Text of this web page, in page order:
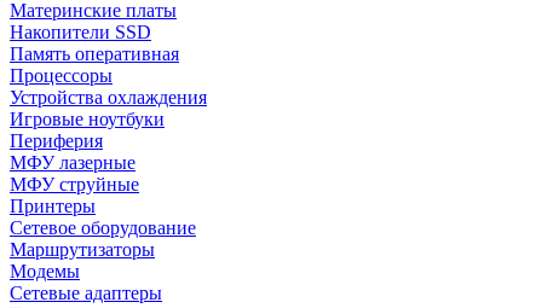
Материнские платы
Накопители SSD
Память оперативная
Процессоры
Устройства охлаждения
Игровые ноутбуки
Периферия
МФУ лазерные
МФУ струйные
Принтеры
Сетевое оборудование
Маршрутизаторы
Модемы
Сетевые адаптеры